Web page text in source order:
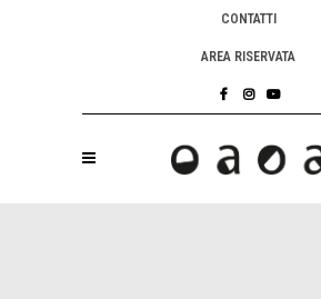
CONTATTI
AREA RISERVATA